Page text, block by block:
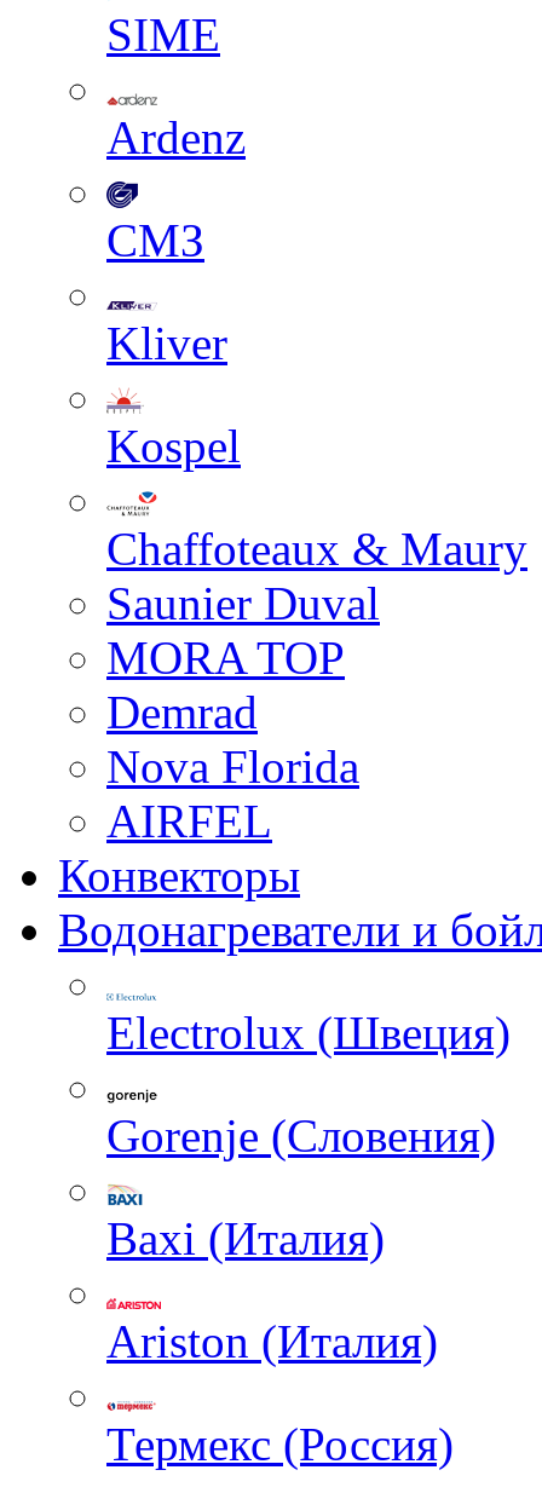
SIME
Ardenz
СМЗ
Kliver
Kospel
Chaffoteaux & Maury
Saunier Duval
MORA TOP
Demrad
Nova Florida
AIRFEL
Конвекторы
Водонагреватели и
Electrolux (Швеция)
Gorenje (Словения)
Baxi (Италия)
Ariston (Италия)
Термекс (Россия)